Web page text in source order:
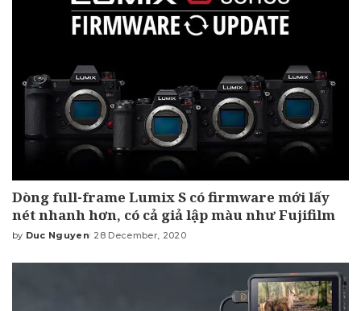
Dòng full-frame Lumix S có firmware mới lấy
nét nhanh hơn, có cả giả lập màu như Fujifilm
Posted
by Duc Nguyen 28 December, 2020